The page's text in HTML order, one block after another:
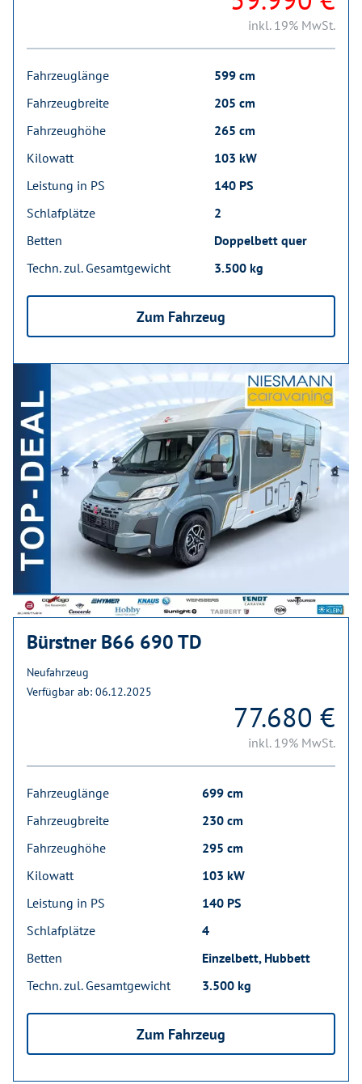
inkl. 19% MwSt.
Fahrzeuglänge
599 cm
Fahrzeugbreite
205 cm
Fahrzeughöhe
265 cm
Kilowatt
103 kW
Leistung in PS
140 PS
Schlafplätze
2
Betten
Doppelbett quer
Techn. zul. Gesamtgewicht
3.500 kg
Zum Fahrzeug
Bürstner B66 690 TD
Neufahrzeug
Verfügbar ab: 06.12.2025
77.680 €
inkl. 19% MwSt.
Fahrzeuglänge
699 cm
Fahrzeugbreite
230 cm
Fahrzeughöhe
295 cm
Kilowatt
103 kW
Leistung in PS
140 PS
Schlafplätze
4
Betten
Einzelbett, Hubbett
Techn. zul. Gesamtgewicht
3.500 kg
Zum Fahrzeug